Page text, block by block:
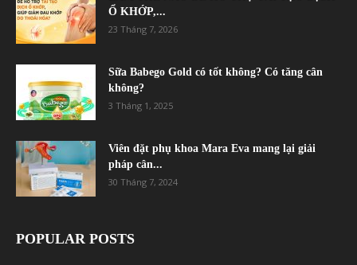
Ổ KHỚP,...
23 Tháng 7, 2026
Sữa Babego Gold có tốt không? Có tăng cân
không?
3 Tháng 1, 2025
Viên đặt phụ khoa Mara Eva mang lại giải
pháp cân...
30 Tháng 7, 2024
POPULAR POSTS